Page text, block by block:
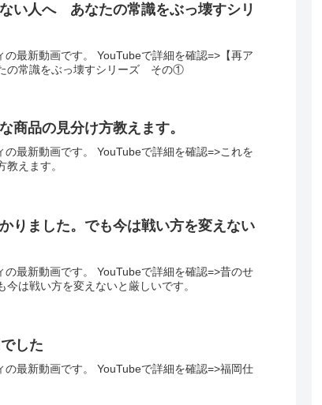
い人へ あなたの常識をぶっ壊すシリ
最新動画です。 YouTubeで詳細を確認=>【再ア
の常識をぶっ壊すシリーズ その①
商品の見分け方教えます。
最新動画です。 YouTubeで詳細を確認=>これを
えます。
りました。でも今は戦い方を変えない
最新動画です。 YouTubeで詳細を確認=>昔のせ
は戦い方を変えないと厳しいです。
した
最新動画です。 YouTubeで詳細を確認=>福岡仕